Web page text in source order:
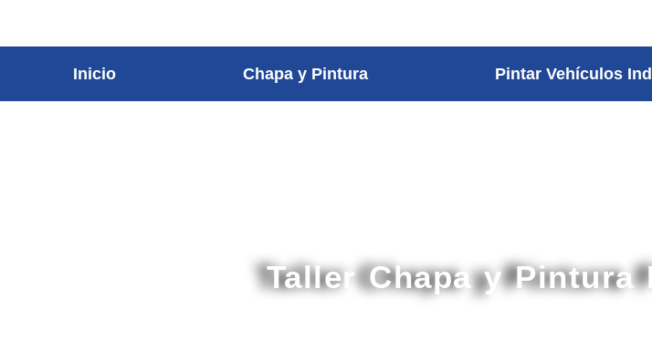
Inicio Chapa y Pintura Pintar Vehículos
Taller Chapa y Pintura